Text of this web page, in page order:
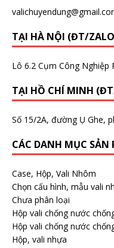
TẠI HÀ NỘI (ĐT/
Lô 6.2 Cụm Công Nghiệp
TẠI HỒ CHÍ MINH
Số 15/2A, đường Ụ Ghe,
CÁC DANH MỤC SẢN
Case, Hộp, Vali Nhôm
Chọn cấu hình, mẫu vali
Chưa phân loại
Hộp vali chống nước
Hộp vali chống nước
Hộp, vali nhựa